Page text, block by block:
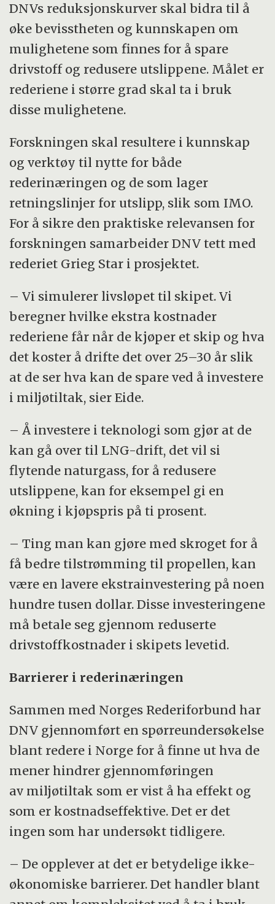
DNVs reduksjonskurver skal bidra til å
øke bevisstheten og kunnskapen om
mulighetene som finnes for å spare
drivstoff og redusere utslippene. Målet er
rederiene i større grad skal ta i bruk
disse mulighetene.
Forskningen skal resultere i kunnskap
og verktøy til nytte for både
rederinæringen og de som lager
retningslinjer for utslipp, slik som IMO.
For å sikre den praktiske relevansen for
forskningen samarbeider DNV tett med
rederiet Grieg Star i prosjektet.
– Vi simulerer livsløpet til skipet. Vi
beregner hvilke ekstra kostnader
rederiene får når de kjøper et skip og hva
det koster å drifte det over 25–30 år slik
at de ser hva kan de spare ved å investere
i miljøtiltak, sier Eide.
– Å investere i teknologi som gjør at de
kan gå over til LNG-drift, det vil si
flytende naturgass, for å redusere
utslippene, kan for eksempel gi en
økning i kjøpspris på ti prosent.
– Ting man kan gjøre med skroget for å
få bedre tilstrømming til propellen, kan
være en lavere ekstrainvestering på noen
hundre tusen dollar. Disse investeringene
må betale seg gjennom reduserte
drivstoffkostnader i skipets levetid.
Barrierer i rederinæringen
Sammen med Norges Rederiforbund har
DNV gjennomført en spørreundersøkelse
blant redere i Norge for å finne ut hva de
mener hindrer gjennomføringen
av miljøtiltak som er vist å ha effekt og
som er kostnadseffektive. Det er det
ingen som har undersøkt tidligere.
– De opplever at det er betydelige ikke-
økonomiske barrierer. Det handler blant